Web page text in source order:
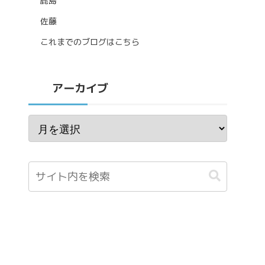
佐藤
これまでのブログはこちら
アーカイブ